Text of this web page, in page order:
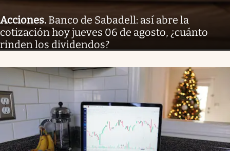
Acciones. Banco de Sabadell: así abre la
cotización hoy jueves 06 de agosto, ¿cuánto
rinden los dividendos?